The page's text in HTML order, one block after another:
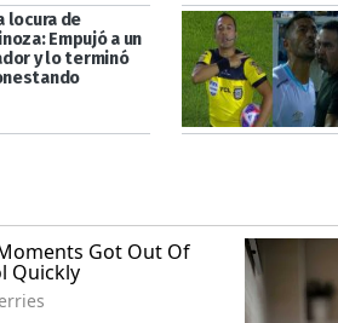
locura de
Empujó a un
y lo terminó